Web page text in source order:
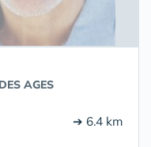
AGES
➔ 6.4 km